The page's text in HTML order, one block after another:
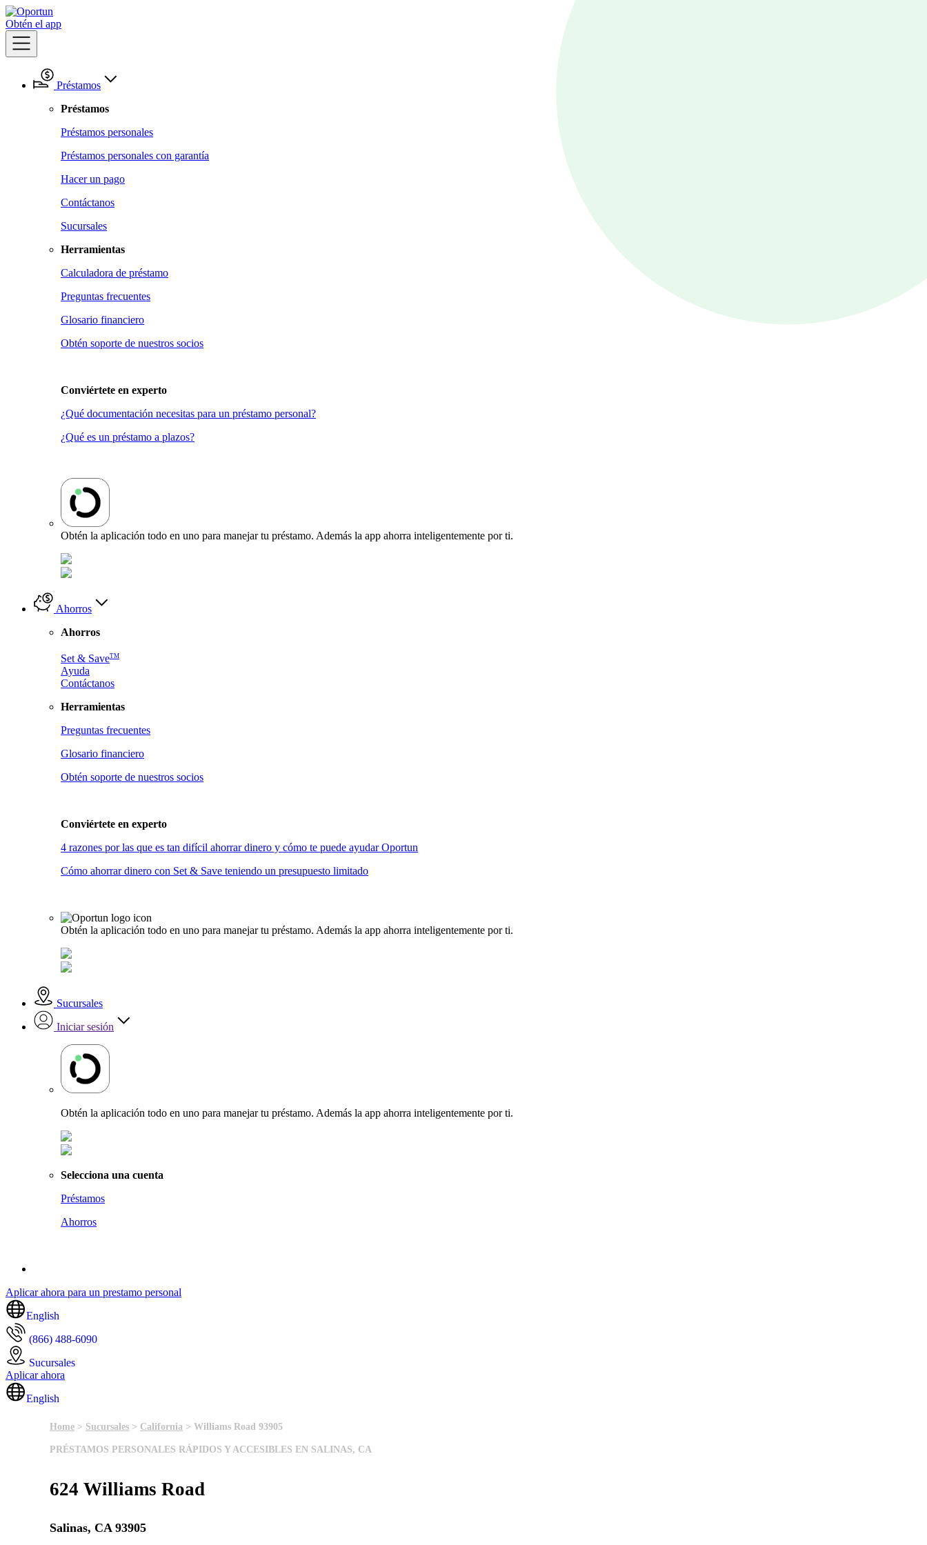
Obtén el app
Préstamos
Préstamos
Préstamos personales
Préstamos personales con garantía
Hacer un pago
Contáctanos
Sucursales
Herramientas
Calculadora de préstamo
Preguntas frecuentes
Glosario financiero
Obtén soporte de nuestros socios
Conviértete en experto
¿Qué documentación necesitas para un préstamo personal?
¿Qué es un préstamo a plazos?
Obtén la aplicación todo en uno para manejar tu préstamo. Además la app ahorra inteligentemente por ti.
Ahorros
Ahorros
Set & SaveTM
Ayuda
Contáctanos
Herramientas
Preguntas frecuentes
Glosario financiero
Obtén soporte de nuestros socios
Conviértete en experto
4 razones por las que es tan difícil ahorrar dinero y cómo te puede ayudar Oportun
Cómo ahorrar dinero con Set & Save teniendo un presupuesto limitado
Obtén la aplicación todo en uno para manejar tu préstamo. Además la app ahorra inteligentemente por ti.
Sucursales
Iniciar sesión
Obtén la aplicación todo en uno para manejar tu préstamo. Además la app ahorra inteligentemente por ti.
Selecciona una cuenta
Préstamos
Ahorros
Aplicar ahora para un prestamo personal
English
(866) 488-6090
Sucursales
Aplicar ahora
English
Home > Sucursales > California > Williams Road 93905
PRÉSTAMOS PERSONALES RÁPIDOS Y ACCESIBLES EN SALINAS, CA
624 Williams Road
Salinas, CA 93905